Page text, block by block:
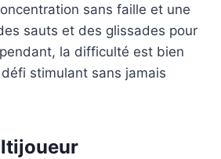
sans faille et une
sauts et des glissades pour
la difficulté est bien
stimulant sans jamais